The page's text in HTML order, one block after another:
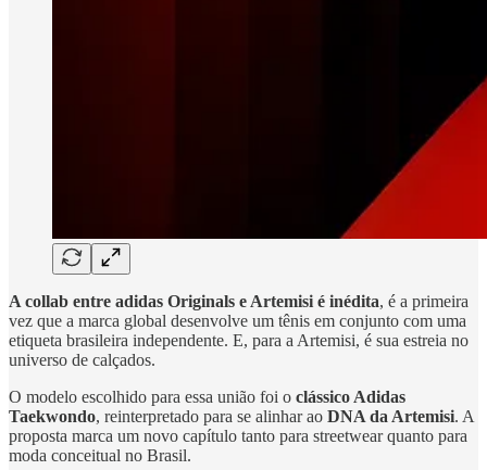
A collab entre adidas Originals e Artemisi é inédita, é a primeira
vez que a marca global desenvolve um tênis em conjunto com uma
etiqueta brasileira independente. E, para a Artemisi, é sua estreia no
universo de calçados.
O modelo escolhido para essa união foi o clássico Adidas
Taekwondo, reinterpretado para se alinhar ao DNA da Artemisi. A
proposta marca um novo capítulo tanto para streetwear quanto para
moda conceitual no Brasil.